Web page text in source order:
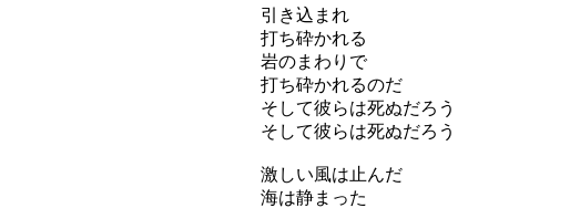
引き込まれ
打ち砕かれる
岩のまわりで
打ち砕かれるのだ
そして彼らは死ぬだろう
そして彼らは死ぬだろう
激しい風は止んだ
海は静まった